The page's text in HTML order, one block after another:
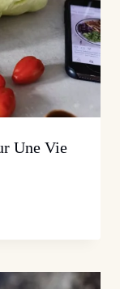
Une Vie